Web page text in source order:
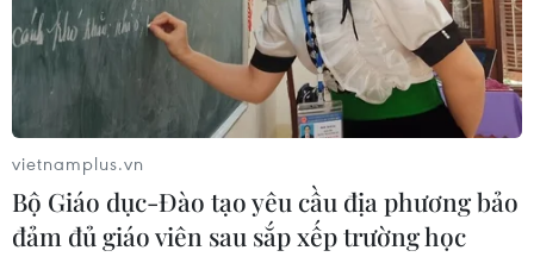
10/08/2026 09:26
Hà Nội thông qua chủ trương đầu tư
khu phức hợp y tế hơn 14.200 tỷ
đồng
10/08/2026 03:47
vietnamplus.vn
Bộ Giáo dục-Đào tạo yêu cầu địa phương bảo
đảm đủ giáo viên sau sắp xếp trường học